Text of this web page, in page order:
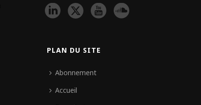
PLAN DU SITE
Abonnement
Accueil